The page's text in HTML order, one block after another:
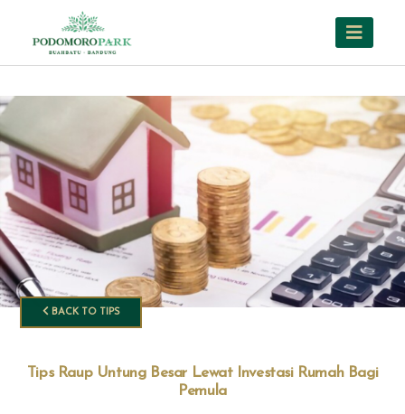
BACK TO TIPS
Tips Raup Untung Besar Lewat Investasi Rumah Bagi
Pemula